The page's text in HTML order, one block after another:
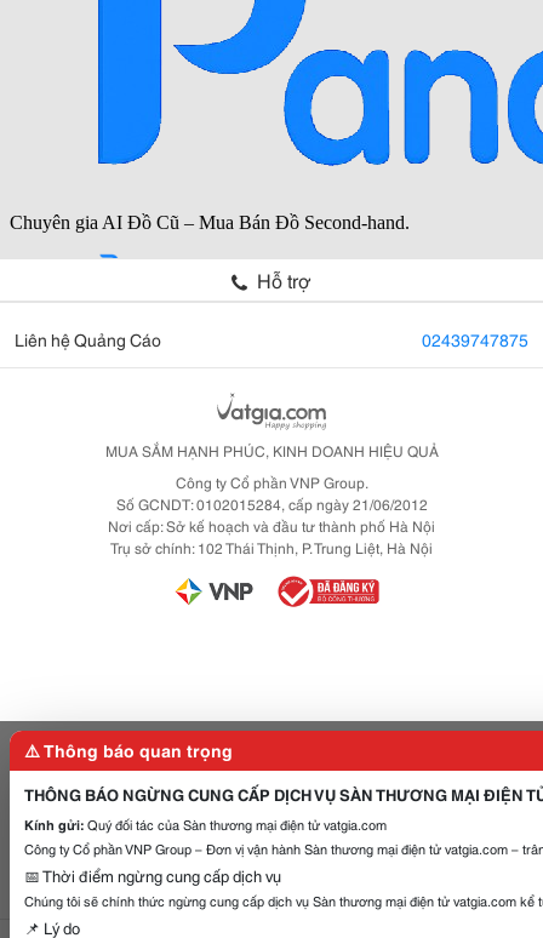
Hỗ trợ
Liên hệ Quảng Cáo 02439747875
MUA SẮM HẠNH PHÚC, KINH DOANH HIỆU QUẢ
Công ty Cổ phần VNP Group.
Số GCNDT: 0102015284, cấp ngày 21/06/2012
Nơi cấp: Sở kế hoạch và đầu tư thành phố Hà Nội
Trụ sở chính: 102 Thái Thịnh, P. Trung Liệt, Hà Nội
⚠️ Thông báo quan trọng
THÔNG BÁO NGỪNG CUNG CẤP DỊCH VỤ SÀN THƯƠNG MẠI ĐIỆN
Kính gửi:Quý đối tác của Sàn thương mại điện tử vatgia.com
Công ty Cổ phần VNP Group – Đơn vị vận hành Sàn thương mại điện tử vatgia.com –
📅 Thời điểm ngừng cung cấp dịch vụ
Chúng tôi sẽ chính thức ngừng cung cấp dịch vụ Sàn thương mại điện tử vatgia.com kể
📌 Lý do